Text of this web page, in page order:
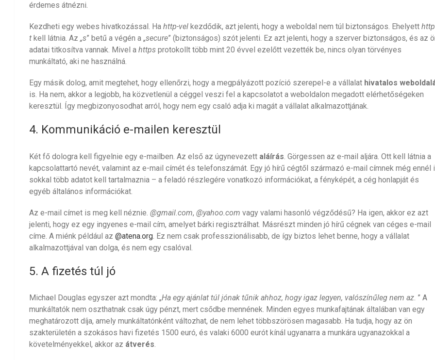
érdemes átnézni.
Kezdheti egy webes hivatkozással. Ha http-vel kezdődik, azt jelenti, hogy a weboldal nem túl biztonságos. Ehelyett
t kell látnia. Az „s” betű a végén a „secure” (biztonságos) szót jelenti. Ez azt jelenti, hogy a szerver biztonságos, és az
adatai titkosítva vannak. Mivel a https protokollt több mint 20 évvel ezelőtt vezették be, nincs olyan törvényes
munkáltató, aki ne használná.
Egy másik dolog, amit megtehet, hogy ellenőrzi, hogy a megpályázott pozíció szerepel-e a vállalat hivatalos
is. Ha nem, akkor a legjobb, ha közvetlenül a céggel veszi fel a kapcsolatot a weboldalon megadott elérhetőségeken
keresztül. Így megbizonyosodhat arról, hogy nem egy csaló adja ki magát a vállalat alkalmazottjának.
4. Kommunikáció e-mailen keresztül
Két fő dologra kell figyelnie egy e-mailben. Az első az úgynevezett aláírás . Görgessen az e-mail aljára. Ott kell látnia a
kapcsolattartó nevét, valamint az e-mail címét és telefonszámát. Egy jó hírű cégtől származó e-mail címnek még ennél
sokkal több adatot kell tartalmaznia – a feladó részlegére vonatkozó információkat, a fényképét, a cég honlapját és
egyéb általános információkat.
Az e-mail címet is meg kell néznie. @gmail.com, @yahoo.com vagy valami hasonló végződésű? Ha igen, akkor ez azt
jelenti, hogy ez egy ingyenes e-mail cím, amelyet bárki regisztrálhat. Másrészt minden jó hírű cégnek van céges e-mail
címe. A miénk például az @atena.org . Ez nem csak professzionálisabb, de így biztos lehet benne, hogy a vállalat
alkalmazottjával van dolga, és nem egy csalóval.
5. A fizetés túl jó
Michael Douglas egyszer azt mondta: „Ha egy ajánlat túl jónak tűnik ahhoz, hogy igaz legyen, valószínűleg nem az. ” A
munkáltatók nem oszthatnak csak úgy pénzt, mert csődbe mennének. Minden egyes munkafajtának általában van egy
meghatározott díja, amely munkáltatónként változhat, de nem lehet többszörösen magasabb. Ha tudja, hogy az ön
szakterületén a szokásos havi fizetés 1500 euró, és valaki 6000 eurót kínál ugyanarra a munkára ugyanazokkal a
követelményekkel, akkor az átverés.